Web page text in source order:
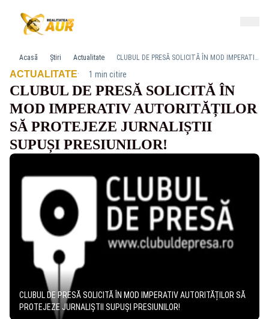
Acasă Știri Actualitate CLUBUL DE PRESĂ SOLICITĂ ÎN MOD IMPERATIV AUTORITĂȚILOR SĂ PROTEJEZE JURNALIȘTII SUPUȘI PRESIUNILOR!
ACTUALITATE· 1 min citire
CLUBUL DE PRESĂ SOLICITĂ ÎN
MOD IMPERATIV AUTORITĂȚILOR
SĂ PROTEJEZE JURNALIȘTII
SUPUȘI PRESIUNILOR!
CLUBUL DE PRESĂ SOLICITĂ ÎN MOD IMPERATIV AUTORITĂȚILOR SĂ
PROTEJEZE JURNALIȘTII SUPUȘI PRESIUNILOR!